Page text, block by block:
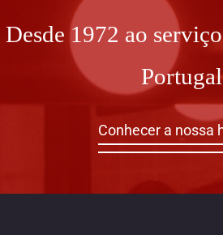
Desde 1972 ao
Portugal
Conhecer a nossa